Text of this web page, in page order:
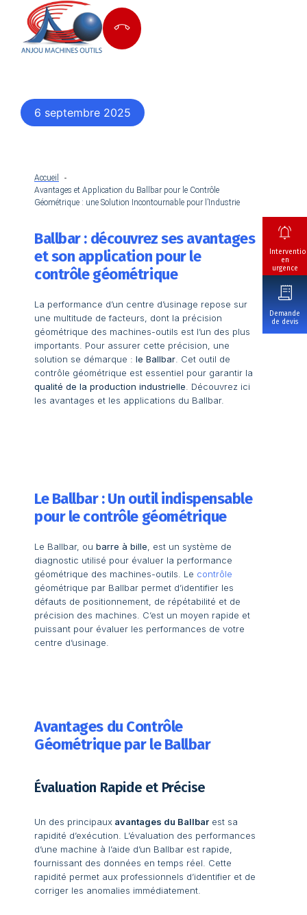
en
urgence
Demande
de devis
6 septembre 2025
Accueil
Avantages et Application du Ballbar pour le Contrôle
Géométrique : une Solution Incontournable pour l’Industrie
Ballbar : découvrez ses avantages
et son application pour le
contrôle géométrique
La performance d’un centre d’usinage repose sur
une multitude de facteurs, dont la précision
géométrique des machines-outils est l’un des plus
importants. Pour assurer cette précision, une
solution se démarque : le Ballbar . Cet outil de
contrôle géométrique est essentiel pour garantir la
qualité de la production industrielle . Découvrez ici
les avantages et les applications du Ballbar.
Le Ballbar : Un outil indispensable
pour le contrôle géométrique
Le Ballbar, ou barre à bille , est un système de
diagnostic utilisé pour évaluer la performance
géométrique des machines-outils. Le contrôle
géométrique par Ballbar permet d’identifier les
défauts de positionnement, de répétabilité et de
précision des machines. C’est un moyen rapide et
puissant pour évaluer les performances de votre
centre d’usinage.
Avantages du Contrôle
Géométrique par le Ballbar
Évaluation Rapide et Précise
Un des principaux avantages du Ballbar est sa
rapidité d’exécution. L’évaluation des performances
d’une machine à l’aide d’un Ballbar est rapide,
fournissant des données en temps réel. Cette
rapidité permet aux professionnels d’identifier et de
corriger les anomalies immédiatement.